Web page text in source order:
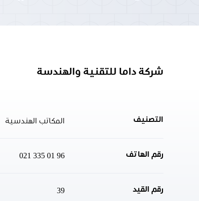
شركة داما للتقنية والهندسة
التصنيف المكاتب الهندسية
رقم الهاتف 021 335 01 96
رقم القيد 39